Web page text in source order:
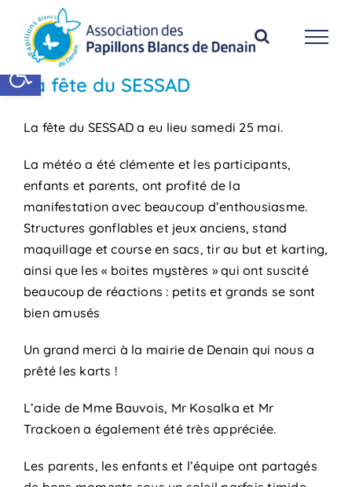
Ouvrir la barre d’outils
contenu
La fête du SESSAD
La fête du SESSAD a eu lieu samedi 25 mai.
La météo a été clémente et les participants,
enfants et parents, ont profité de la
manifestation avec beaucoup d’enthousiasme.
Structures gonflables et jeux anciens, stand
maquillage et course en sacs, tir au but et karting,
ainsi que les « boites mystères » qui ont suscité
beaucoup de réactions : petits et grands se sont
bien amusés
Un grand merci à la mairie de Denain qui nous a
prêté les karts !
L’aide de Mme Bauvois, Mr Kosalka et Mr
Trackoen a également été très appréciée.
Les parents, les enfants et l’équipe ont partagés